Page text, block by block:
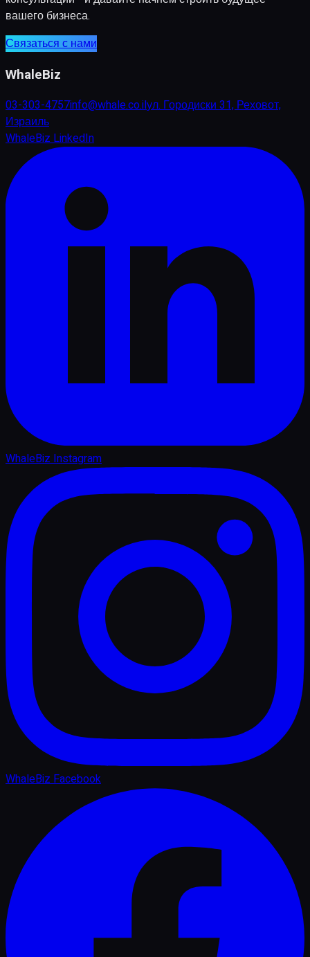
вашего бизнеса.
Связаться с нами
WhaleBiz
03-303-4757info@whale.co.ilул. Городиски 31, Реховот,
Израиль
WhaleBiz LinkedIn
WhaleBiz Instagram
WhaleBiz Facebook